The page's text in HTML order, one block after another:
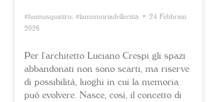
#humusquattro, #lamemoriadellecittà • 24 Febbraio
2026
Per l’architetto Luciano Crespi gli spazi
abbandonati non sono scarti, ma riserve
di possibilità, luoghi in cui la memoria
può evolvere. Nasce, così, il concetto di